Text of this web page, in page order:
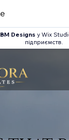
BM Designs у Wix
підприємств.